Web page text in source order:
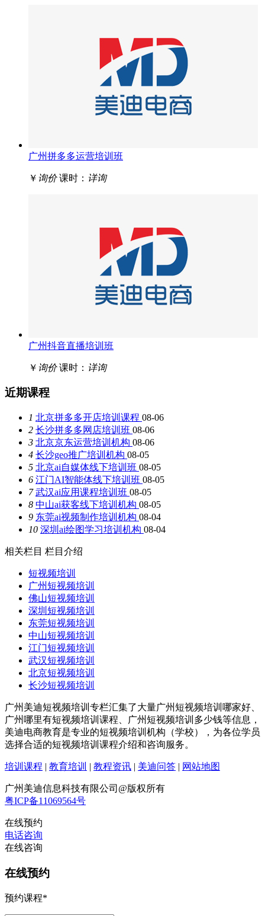
广州拼多多运营培训班
￥ 询价 课时： 详询
广州抖音直播培训班
￥ 询价 课时： 详询
近期课程
1 北京拼多多开店培训课程 08-06
2 长沙拼多多网店培训班 08-06
3 北京京东运营培训机构 08-06
4 长沙geo推广培训机构 08-05
5 北京ai自媒体线下培训班 08-05
6 江门AI智能体线下培训班 08-05
7 武汉ai应用课程培训班 08-05
8 中山ai获客线下培训机构 08-05
9 东莞ai视频制作培训机构 08-04
10 深圳ai绘图学习培训机构 08-04
相关栏目 栏目介绍
短视频培训
广州短视频培训
佛山短视频培训
深圳短视频培训
东莞短视频培训
中山短视频培训
江门短视频培训
武汉短视频培训
北京短视频培训
长沙短视频培训
广州美迪短视频培训专栏汇集了大量广州短视频培训哪家好、
广州哪里有短视频培训课程、广州短视频培训多少钱等信息，
美迪电商教育是专业的短视频培训机构（学校），为各位学员
选择合适的短视频培训课程介绍和咨询服务。
培训课程 | 教育培训 | 教程资讯 | 美迪问答 | 网站地图
广州美迪信息科技有限公司@版权所有
粤ICP备11069564号
在线预约
电话咨询
在线咨询
在线预约
预约课程*